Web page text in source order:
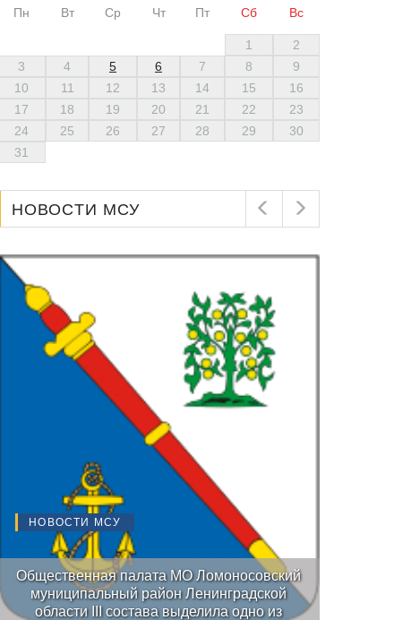
Пн Вт Ср Чт Пт Сб Вс
1
2
3
4 5 6 7 8
9
10
11 12 13 14 15
16
17
18 19 20 21 22
23
24
25 26 27 28 29
30
31
НОВОСТИ МСУ
НОВОСТИ МСУ
Общественная палата МО Ломоносовский
муниципальный район Ленинградской
области III состава выделила одно из